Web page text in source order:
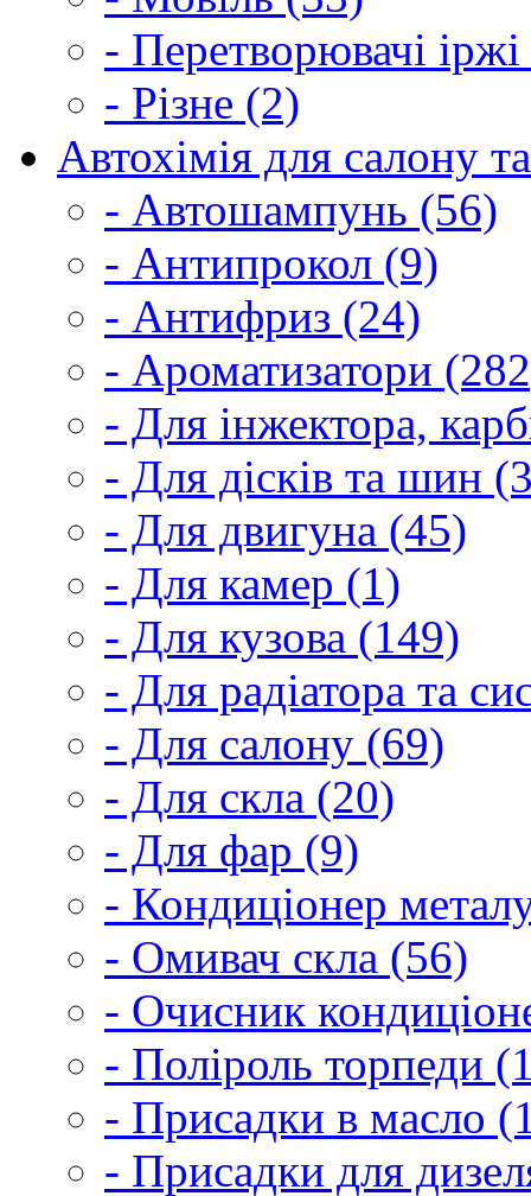
- Перетворювачі
- Різне (2)
Автохімія для салону
- Автошампунь (56)
- Антипрокол (9)
- Антифриз (24)
- Ароматизатори
- Для інжектора,
- Для дісків та шин
- Для двигуна (45)
- Для камер (1)
- Для кузова (149)
- Для радіатора та
- Для салону (69)
- Для скла (20)
- Для фар (9)
- Кондиціонер
- Омивач скла (56)
- Очисник
- Поліроль торпеди
- Присадки в масло
- Присадки для